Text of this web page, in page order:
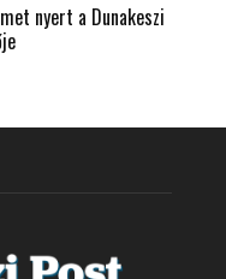
nyert a Dunakeszi